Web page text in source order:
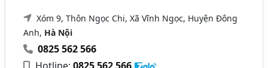
Xóm 9, Thôn Ngọc Chi, Xã Vĩnh Ngọc, Huyện Đông
Anh, Hà Nội
0825 562 566